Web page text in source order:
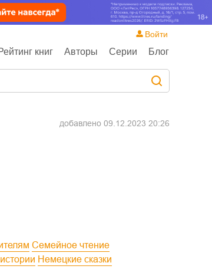
книг Авторы Серии Блог
Войти
добавлено 09.12.2023 20:26
Семейное чтение
Немецкие сказки